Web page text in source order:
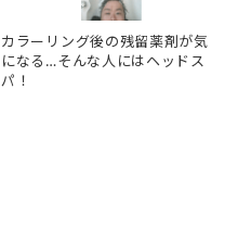
カラーリング後の残留薬剤が気
になる…そんな人にはヘッドス
パ！